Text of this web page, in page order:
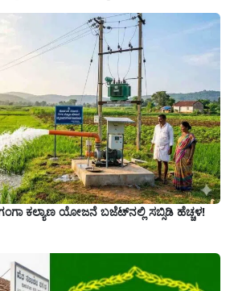
ಕಲ್ಯಾಣ ಯೋಜನೆ ಬಜೆಟ್‌ನಲ್ಲಿ ಸಬ್ಸಿಡಿ ಹೆಚ್ಚಳ!